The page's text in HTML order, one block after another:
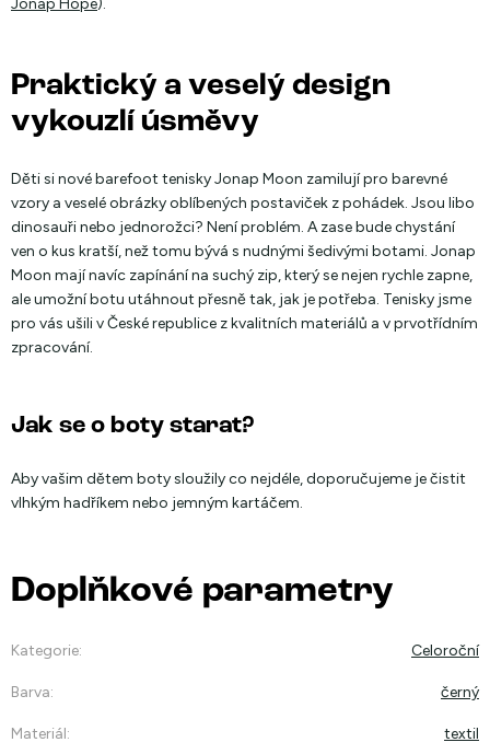
Jonap Hope).
Praktický a veselý design
vykouzlí úsměvy
Děti si nové barefoot tenisky Jonap Moon zamilují pro barevné
vzory a veselé obrázky oblíbených postaviček z pohádek. Jsou libo
dinosauři nebo jednorožci? Není problém. A zase bude chystání
ven o kus kratší, než tomu bývá s nudnými šedivými botami. Jonap
Moon mají navíc zapínání na suchý zip, který se nejen rychle zapne,
ale umožní botu utáhnout přesně tak, jak je potřeba. Tenisky jsme
pro vás ušili v České republice z kvalitních materiálů a v prvotřídním
zpracování.
Jak se o boty starat?
Aby vašim dětem boty sloužily co nejdéle, doporučujeme je čistit
vlhkým hadříkem nebo jemným kartáčem.
Doplňkové parametry
Kategorie: Celoroční
Barva: černý
Materiál: textil